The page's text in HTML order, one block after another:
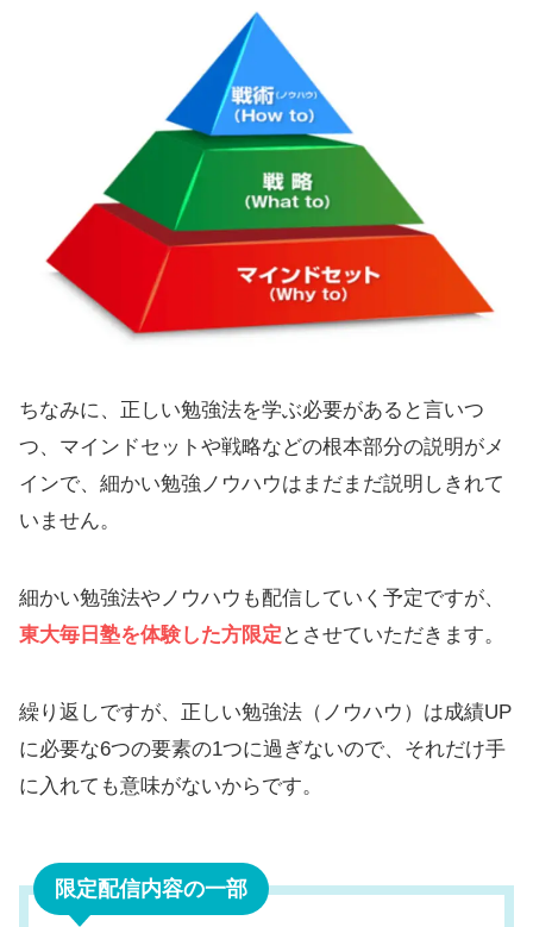
ちなみに、正しい勉強法を学ぶ必要があると言いつ
つ、マインドセットや戦略などの根本部分の説明がメ
インで、細かい勉強ノウハウはまだまだ説明しきれて
いません。
細かい勉強法やノウハウも配信していく予定ですが、
東大毎日塾を体験した方限定 とさせていただきます。
繰り返しですが、正しい勉強法（ノウハウ）は成績UP
に必要な6つの要素の1つに過ぎないので、それだけ手
に入れても意味がないからです。
限定配信内容の一部